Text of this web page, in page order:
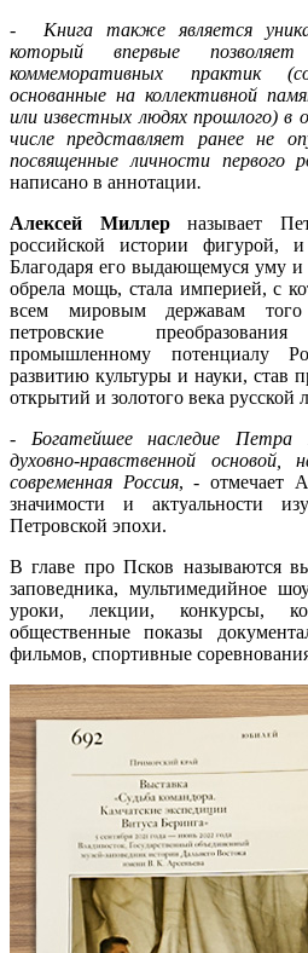
- Книга также является
который впервые
коммеморативных практик
основанные на коллективной
или известных людях прошлого)
числе представляет ранее не
посвященные личности первого
написано в аннотации.
Алексей Миллерназывает
российской истории фигурой,
Благодаря его выдающемуся уму
обрела мощь, стала империей, с
всем мировым державам
петровские
промышленному потенциалу
развитию культуры и науки, став
открытий и золотого века русской
- Богатейшее наследие
духовно-нравственной
современная Россия, - отмечает
значимости и актуальности
Петровской эпохи.
В главе про Псков называются
заповедника, мультимедийное
уроки, лекции, конкурсы,
общественные показы
фильмов, спортивные